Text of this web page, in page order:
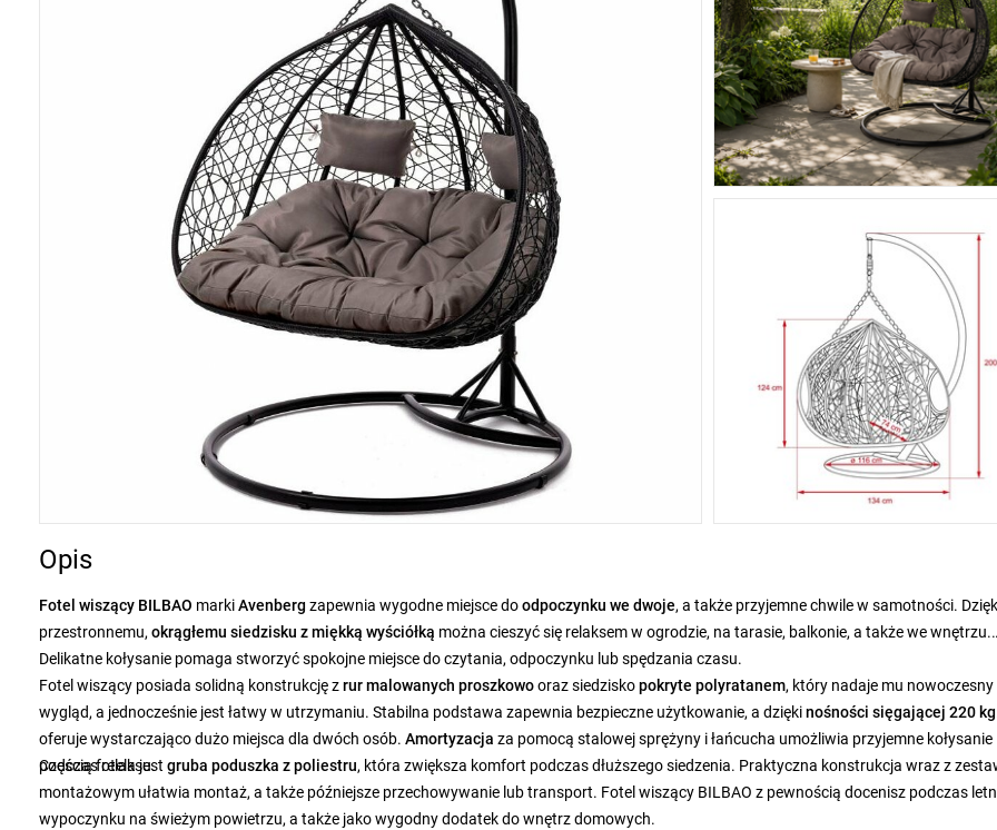
Opis
Fotel wiszący BILBAO markiAvenberg zapewnia wygodne miejsce doodpoczynku we dwoje, a także przyjemne chwile w samotności.
przestronnemu, okrągłemu siedzisku z miękką wyściółką można cieszyć się relaksem w ogrodzie, na tarasie, balkonie, a także we wnętrzu.
Delikatne kołysanie pomaga stworzyć spokojne miejsce do czytania, odpoczynku lub spędzania czasu.
Fotel wiszący posiada solidną konstrukcję zrur malowanych proszkowooraz siedziskopokryte polyratanem, który nadaje mu nowoczesny
wygląd, a jednocześnie jest łatwy w utrzymaniu. Stabilna podstawa zapewnia bezpieczne użytkowanie, a dziękinośności sięgającej 220 kg
oferuje wystarczająco dużo miejsca dla dwóch osób. Amortyzacja za pomocą stalowej sprężyny i łańcucha umożliwia przyjemne kołysanie
podczas relaksu.
Częścią fotela jest gruba poduszka z poliestru, która zwiększa komfort podczas dłuższego siedzenia. Praktyczna konstrukcja wraz z
montażowym ułatwia montaż, a także późniejsze przechowywanie lub transport. Fotel wiszący BILBAO z pewnością docenisz podczas
wypoczynku na świeżym powietrzu, a także jako wygodny dodatek do wnętrz domowych.